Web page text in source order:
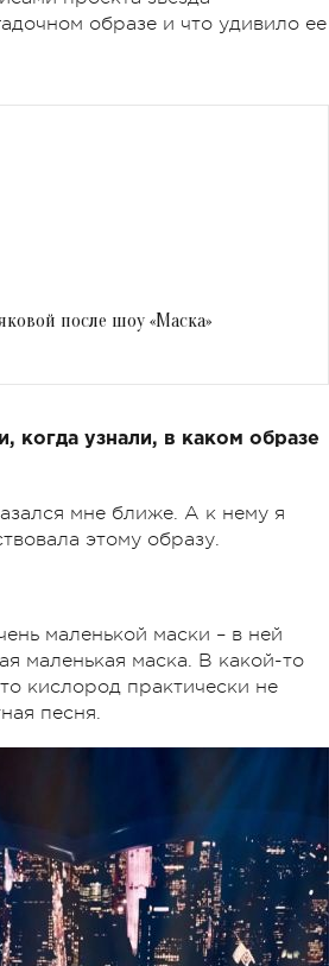
образе и что удивило ее
после шоу «Маска»
когда узнали, в каком образе
мне ближе. А к нему я
этому образу.
маленькой маски – в ней
маленькая маска. В какой-то
кислород практически не
песня.